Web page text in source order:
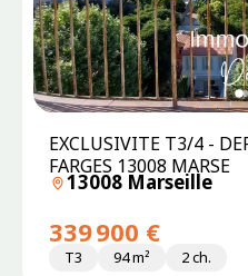
EXCLUSIVITE T3/4 -
FARGES 13008 MARSE
13008 Marseille
339 900 €
T3 94 m² 2 ch.